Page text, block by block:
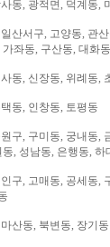
동, 광적면, 덕계동,
산서구, 고양동, 관
좌동, 구산동, 대화
동, 신장동, 위례동,
동, 인창동, 토평동
구, 구미동, 궁내동,
, 성남동, 은행동, 하
구, 고매동, 공세동,
산동, 북변동, 장기동